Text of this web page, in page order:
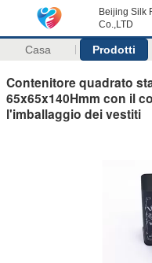
Beijing Silk
Co.,LTD
Casa Prodotti
Contenitore quadrato
65x65x140Hmm con il
l'imballaggio dei vestiti